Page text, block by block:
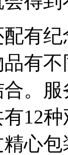
有
有
。
12
心